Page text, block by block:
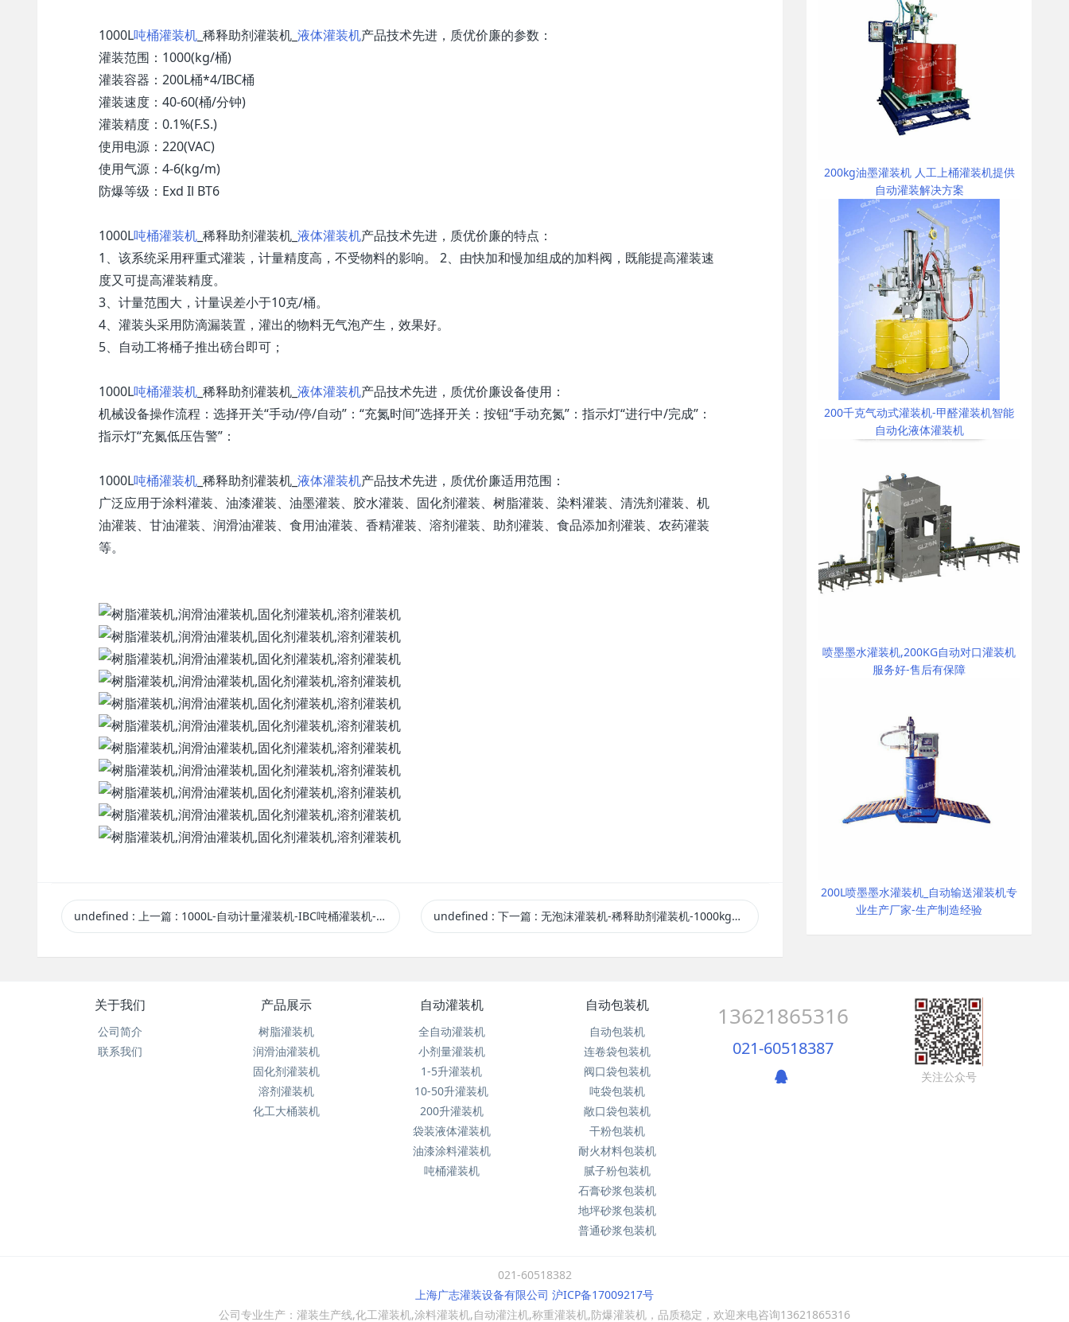
1000L吨桶灌装机_稀释助剂灌装机_ 液体灌装机产品技术先进，质优价廉的参数：
灌装范围：1000(kg/桶)
灌装容器：200L桶*4/IBC桶
灌装速度：40-60(桶/分钟)
灌装精度：0.1%(F.S.)
使用电源：220(VAC)
使用气源：4-6(kg/m)
防爆等级：Exd Il BT6
1000L吨桶灌装机_稀释助剂灌装机_ 液体灌装机产品技术先进，质优价廉的特点：
1、该系统采用秤重式灌装，计量精度高，不受物料的影响。 2、由快加和慢加组成的加料阀，既能提高灌装速
度又可提高灌装精度。
3、计量范围大，计量误差小于10克/桶。
4、灌装头采用防滴漏装置，灌出的物料无气泡产生，效果好。
5、自动工将桶子推出磅台即可；
1000L吨桶灌装机_稀释助剂灌装机_ 液体灌装机产品技术先进，质优价廉设备使用：
机械设备操作流程：选择开关“手动/停/自动”：“充氮时间”选择开关：按钮“手动充氮”：指示灯“进行中/完成”：
指示灯“充氮低压告警”：
1000L吨桶灌装机_稀释助剂灌装机_ 液体灌装机产品技术先进，质优价廉适用范围：
广泛应用于涂料灌装、油漆灌装、油墨灌装、胶水灌装、固化剂灌装、树脂灌装、染料灌装、清洗剂灌装、机
油灌装、甘油灌装、润滑油灌装、食用油灌装、香精灌装、溶剂灌装、助剂灌装、食品添加剂灌装、农药灌装
等。
undefined : 上一篇 : 1000L-自动计量灌装机-IBC吨桶灌装机-香精香料灌装机 undefined : 下一篇 : 无泡沫灌装机-稀释助剂灌装机-1000kg灌装机
200kg油墨灌装机 人工上桶灌装机提供
自动灌装解决方案
200千克气动式灌装机-甲醛灌装机智能
自动化液体灌装机
喷墨墨水灌装机,200KG自动对口灌装机
服务好-售后有保障
200L喷墨墨水灌装机_自动输送灌装机专
业生产厂家-生产制造经验
关于我们
公司简介
联系我们
产品展示
树脂灌装机
润滑油灌装机
固化剂灌装机
溶剂灌装机
化工大桶装机
自动灌装机
全自动灌装机
小剂量灌装机
1-5升灌装机
10-50升灌装机
200升灌装机
袋装液体灌装机
油漆涂料灌装机
吨桶灌装机
自动包装机
自动包装机
连卷袋包装机
阀口袋包装机
吨袋包装机
敞口袋包装机
干粉包装机
耐火材料包装机
腻子粉包装机
石膏砂浆包装机
地坪砂浆包装机
普通砂浆包装机
13621865316
021-60518387
关注公众号
021-60518382
上海广志灌装设备有限公司 沪ICP备17009217号
公司专业生产：灌装生产线,化工灌装机,涂料灌装机,自动灌注机,称重灌装机,防爆灌装机，品质稳定，欢迎来电咨询13621865316